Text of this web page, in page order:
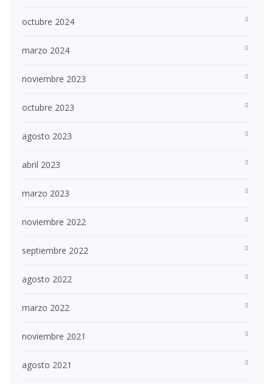
octubre 2024
marzo 2024
noviembre 2023
octubre 2023
agosto 2023
abril 2023
marzo 2023
noviembre 2022
septiembre 2022
agosto 2022
marzo 2022
noviembre 2021
agosto 2021